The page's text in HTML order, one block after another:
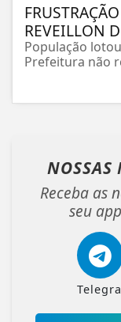
REVEILLON
População
Prefeitura não
NOSSAS
Receba as
seu